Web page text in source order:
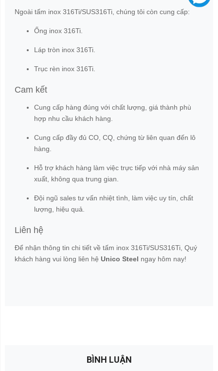
Ngoài tấm inox 316Ti/SUS316Ti, chúng tôi còn cung cấp:
Ống inox 316Ti.
Láp tròn inox 316Ti.
Trục rèn inox 316Ti.
Cam kết
Cung cấp hàng đúng với chất lượng, giá thành phù
hợp nhu cầu khách hàng.
Cung cấp đầy đủ CO, CQ, chứng từ liên quan đến lô
hàng.
Hỗ trợ khách hàng làm việc trực tiếp với nhà máy sản
xuất, không qua trung gian.
Đội ngũ sales tư vấn nhiệt tình, làm việc uy tín, chất
lượng, hiệu quả.
Liên hệ
Để nhận thông tin chi tiết về tấm inox 316Ti/SUS316Ti, Quý
khách hàng vui lòng liên hệ Unico Steel ngay hôm nay!
BÌNH LUẬN